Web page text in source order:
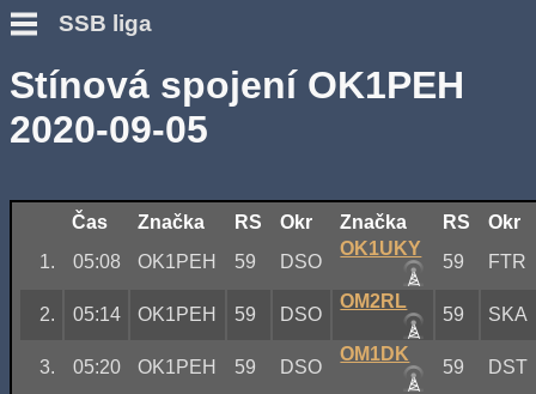
SSB liga
Stínová spojení OK1PEH
2020-09-05
Čas Značka RS Okr Značka RS
Okr
1.
05:08 OK1PEH 59 DSO
OK1UKY
59 FTR
2. 05:14 OK1PEH 59 DSO
OM2RL
59 SKA
3. 05:20 OK1PEH 59 DSO
OM1DK
59 DST